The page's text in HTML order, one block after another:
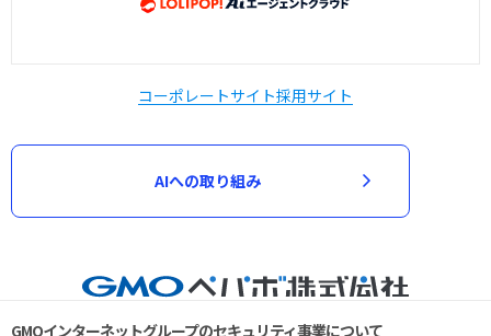
コーポレートサイト採用サイト
AIへの取り組み
GMOインターネットグループのセキュリティ事業について